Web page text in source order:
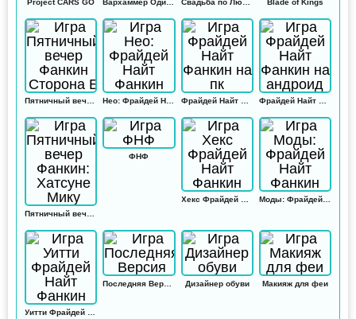
ФНФ
Моды: Фрайдей Найт Фанкин
Дизайнер обуви Макияж для феи